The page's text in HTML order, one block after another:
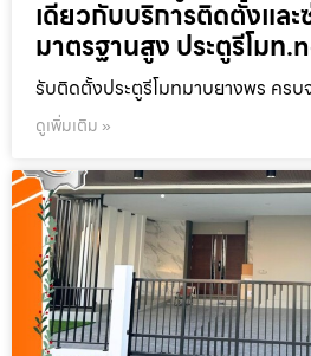
เดียวกับบริการติดตั้งและ
มาตรฐานสูง ประตูรีโมท
รับติดตั้งประตูรีโมทมาบยางพร ครบ
ดูเพิ่มเติม »